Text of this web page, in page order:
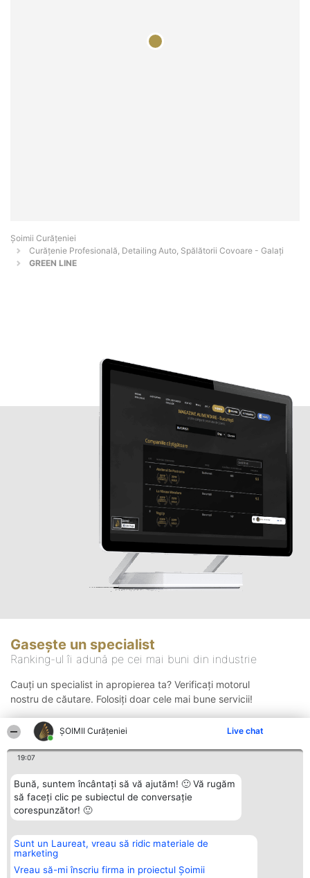
ȘOIMII Curățeniei Live chat
19:07
Bună, suntem încântați să vă ajutăm! 🙂 Vă rugăm
să faceți clic pe subiectul de conversație
corespunzător! 🙂
Sunt un Laureat, vreau să ridic materiale de
marketing
Vreau să-mi înscriu firma in proiectul Șoimii
Șoimii Curățeniei
Curățenie Profesională, Detailing Auto, Spălătorii Covoare - Galaţi
GREEN LINE
Gasește un specialist
Ranking-ul îi adună pe cei mai buni din industrie
Cauți un specialist in apropierea ta? Verificați motorul
nostru de căutare. Folosiți doar cele mai bune servicii!
Organizator Ranking
BRIGHT SOLUTIONS BR SRL
Aleea Timisul De Sus 2 Bl. A30
Sc. A Et. 4 Ap. 13 Cod 061952
Plebiscyt
Lista Tuturor
Laureaților
Contact